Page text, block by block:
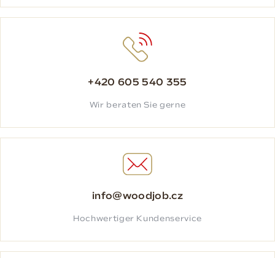
+420 605 540 355
Wir beraten Sie gerne
info@woodjob.cz
Hochwertiger Kundenservice